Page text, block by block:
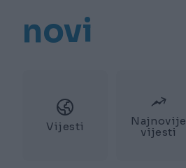
novi
Vijesti
Najnovije
vijesti